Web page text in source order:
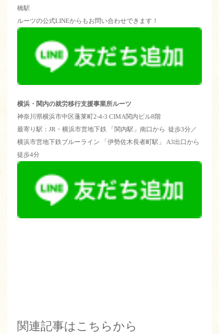
橋駅
ルーツの公式LINEからもお問い合わせできます！
横浜・関内の就労移行支援事業所ルーツ
神奈川県横浜市中区蓬莱町2-4-3 CIMA関内ビル8階
最寄り駅：JR・横浜市営地下鉄 「関内駅」南口から 徒歩3分／
横浜市営地下鉄ブルーライン 「伊勢佐木長者町駅」 A3出口から
徒歩4分
関連記事はこちらから